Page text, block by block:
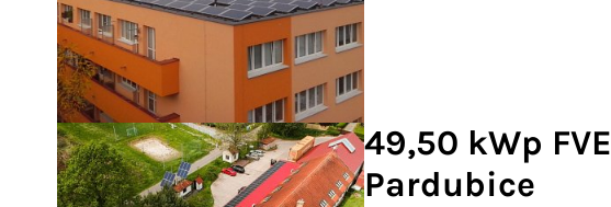
49,50 kWp FVE
Pardubice